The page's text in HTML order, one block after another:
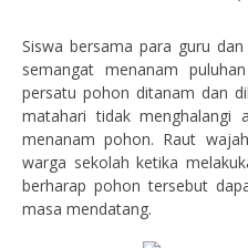
Siswa bersama para guru
semangat menanam
persatu pohon ditanam dan
matahari tidak menghalangi
menanam pohon. Raut
warga sekolah ketika
berharap pohon tersebut
masa mendatang.